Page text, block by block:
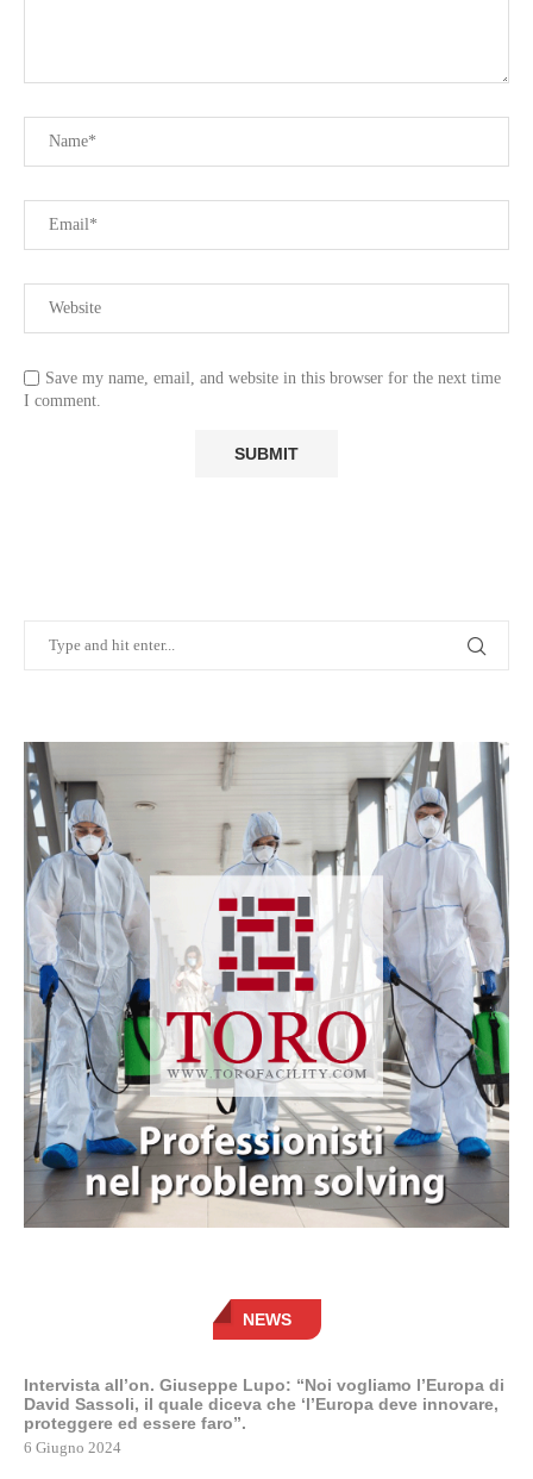
Save my name, email, and website in this browser for the next time
I comment.
NEWS
Intervista all’on. Giuseppe Lupo: “Noi vogliamo l’Europa di
David Sassoli, il quale diceva che ‘l’Europa deve innovare,
proteggere ed essere faro”.
6 Giugno 2024